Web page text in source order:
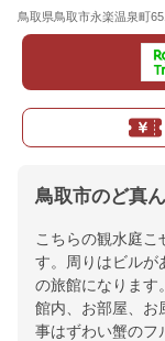
鳥取県鳥取市永楽温泉町
鳥取市のど真
こちらの観水庭
す。周りはビルが
の旅館になります
館内、お部屋、お
事はずわい蟹のフ